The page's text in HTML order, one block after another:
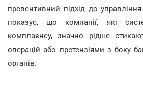
превентивний підхід до
показує, що компанії, які
комплаєнсу, значно рідше
операцій або претензіями з боку
органів.